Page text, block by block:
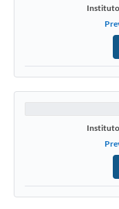
Instituto
Instituto